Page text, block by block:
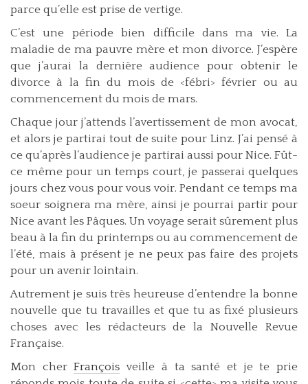
parce qu’elle est prise de vertige.
C’est une période bien difficile dans ma vie. La
maladie de ma pauvre mère et mon divorce. J’espère
que j’aurai la dernière audience pour obtenir le
divorce à la fin du mois de <fébri> février ou au
commencement du mois de mars.
Chaque jour j’attends l’avertissement de mon avocat,
et alors je partirai tout de suite pour Linz. J’ai pensé à
ce qu’après l’audience je partirai aussi pour Nice. Fût-
ce même pour un temps court, je passerai quelques
jours chez vous pour vous voir. Pendant ce temps ma
soeur soignera ma mère, ainsi je pourrai partir pour
Nice avant les Pâques. Un voyage serait sûrement plus
beau à la fin du printemps ou au commencement de
l’été, mais à présent je ne peux pas faire des projets
pour un avenir lointain.
Autrement je suis très heureuse d’entendre la bonne
nouvelle que tu travailles et que tu as fixé plusieurs
choses avec les rédacteurs de la Nouvelle Revue
Française.
Mon cherFrançois veille à ta santé et je te prie